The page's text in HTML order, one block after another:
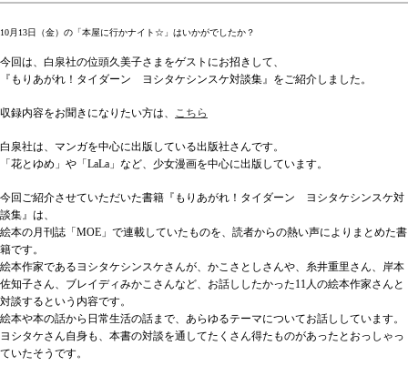
10月13日（金）の「本屋に行かナイト☆」はいかがでしたか？
今回は、白泉社の位頭久美子さまをゲストにお招きして、
『もりあがれ！タイダーン ヨシタケシンスケ対談集』をご紹介しました。
収録内容をお聞きになりたい方は、 こちら
白泉社は、マンガを中心に出版している出版社さんです。
「花とゆめ」や「LaLa」など、少女漫画を中心に出版しています。
今回ご紹介させていただいた書籍『もりあがれ！タイダーン ヨシタケシンスケ対
談集』は、
絵本の月刊誌「MOE」で連載していたものを、読者からの熱い声によりまとめた書
籍です。
絵本作家であるヨシタケシンスケさんが、かこさとしさんや、糸井重里さん、岸本
佐知子さん、ブレイディみかこさんなど、お話ししたかった11人の絵本作家さんと
対談するという内容です。
絵本や本の話から日常生活の話まで、あらゆるテーマについてお話ししています。
ヨシタケさん自身も、本書の対談を通してたくさん得たものがあったとおっしゃっ
ていたそうです。